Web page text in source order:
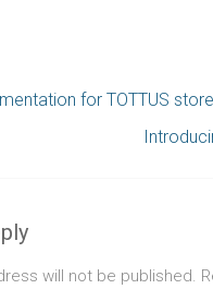
for TOTTUS
will not be published.